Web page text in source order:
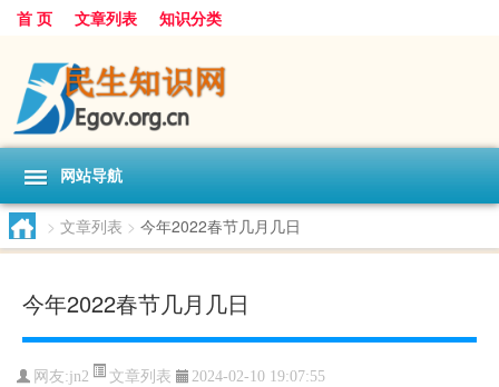
首 页 文章列表 知识分类
网站导航
> 文章列表 > 今年2022春节几月几日
今年2022春节几月几日
网友:jn2 文章列表 2024-02-10 19:07:55